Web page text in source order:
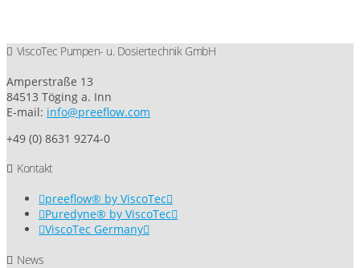
ViscoTec Pumpen- u. Dosiertechnik GmbH
Amperstraße 13
84513 Töging a. Inn
E-mail: info@preeflow.com
+49 (0) 8631 9274-0
Kontakt
preeflow® by ViscoTec
Puredyne® by ViscoTec
ViscoTec Germany
News